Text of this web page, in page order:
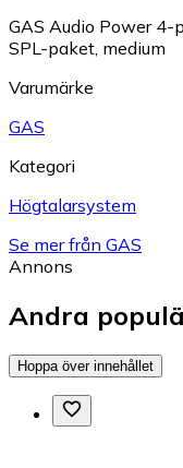
GAS Audio Power
SPL-paket, medium
Varumärke
GAS
Kategori
Högtalarsystem
Se mer från GAS
Annons
Andra
Hoppa över innehållet